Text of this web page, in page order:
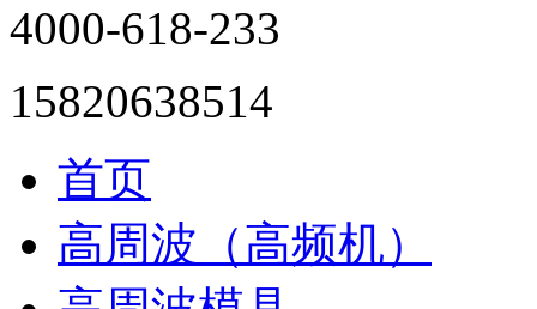
4000-618-233
15820638514
首页
高周波（高频机）